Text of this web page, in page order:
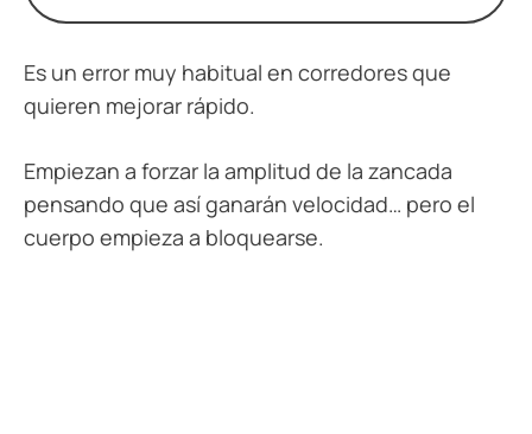
Es un error muy habitual en corredores que
quieren mejorar rápido.
Empiezan a forzar la amplitud de la zancada
pensando que así ganarán velocidad… pero el
cuerpo empieza a bloquearse.